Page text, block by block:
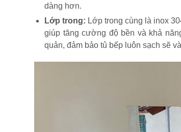
dàng hơn.
Lớp trong: Lớp trong cùng là inox
giúp tăng cường độ bền và khả
quản, đảm bảo tủ bếp luôn sạch sẽ